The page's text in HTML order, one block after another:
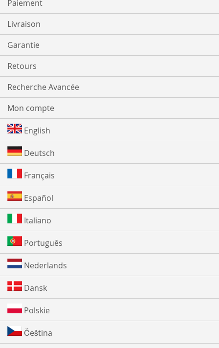
Paiement
Livraison
Garantie
Retours
Recherche Avancée
Mon compte
English
Deutsch
Français
Español
Italiano
Português
Nederlands
Dansk
Polskie
Čeština